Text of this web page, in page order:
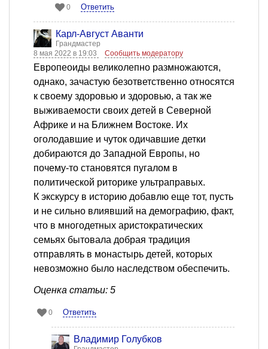
0 Ответить
Карл-Август Аванти
Грандмастер
8 мая 2022 в 19:03
Сообщить модератору
Европеоиды великолепно размножаются,
однако, зачастую безответственно относятся
к своему здоровью и здоровью, а так же
выживаемости своих детей в Северной
Африке и на Ближнем Востоке. Их
оголодавшие и чуток одичавшие детки
добираются до Западной Европы, но
почему-то становятся пугалом в
политической риторике ультраправых.
К экскурсу в историю добавлю еще тот, пусть
и не сильно влиявший на демографию, факт,
что в многодетных аристократических
семьях бытовала добрая традиция
отправлять в монастырь детей, которых
невозможно было наследством обеспечить.
Оценка статьи: 5
0 Ответить
Владимир Голубков